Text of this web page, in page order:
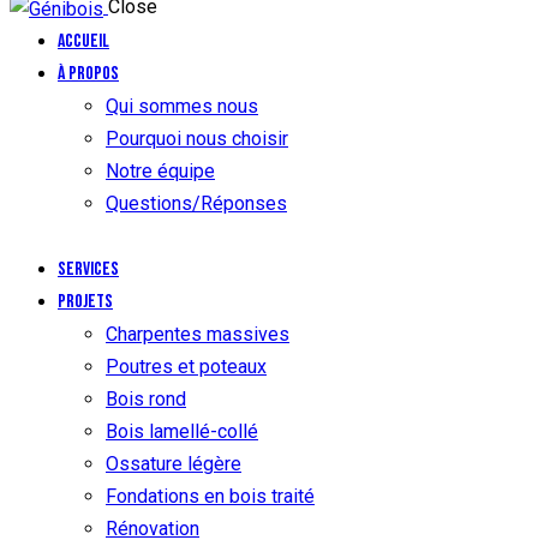
Close
Accueil
À propos
Qui sommes nous
Pourquoi nous choisir
Notre équipe
Questions/Réponses
Services
Projets
Charpentes massives
Poutres et poteaux
Bois rond
Bois lamellé-collé
Ossature légère
Fondations en bois traité
Rénovation